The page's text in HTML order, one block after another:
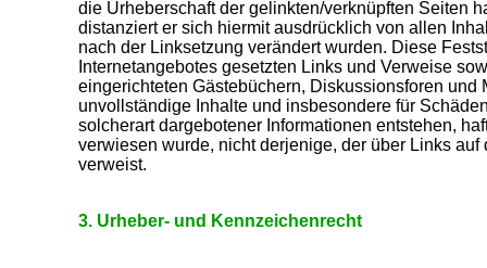
die Urheberschaft der gelinkten/verknüpften Seiten
distanziert er sich hiermit ausdrücklich von allen
nach der Linksetzung verändert wurden. Diese
Internetangebotes gesetzten Links und Verweise
eingerichteten Gästebüchern, Diskussionsforen
unvollständige Inhalte und insbesondere für
solcherart dargebotener Informationen entstehen,
verwiesen wurde, nicht derjenige, der über Links
verweist.
3. Urheber- und Kennzeichenrecht